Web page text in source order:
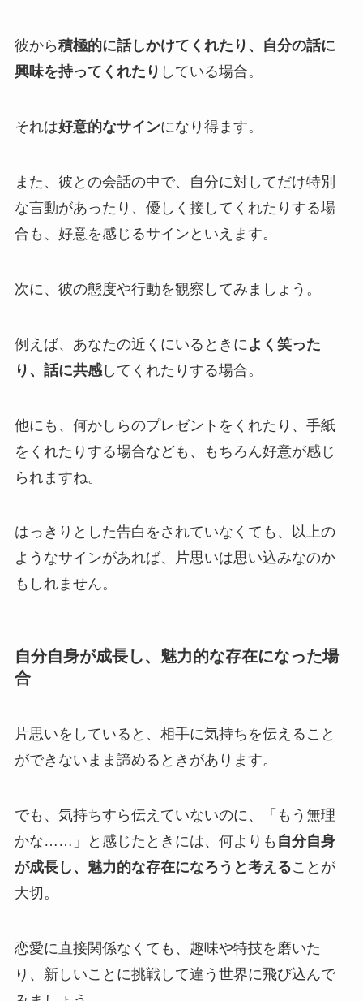
彼から積極的に話しかけてくれたり、自分の話に
興味を持ってくれたり している場合。
それは好意的なサインになり得ます。
また、彼との会話の中で、自分に対してだけ特別
な言動があったり、優しく接してくれたりする場
合も、好意を感じるサインといえます。
次に、彼の態度や行動を観察してみましょう。
例えば、あなたの近くにいるときに よく笑った
り、話に共感してくれたりする場合。
他にも、何かしらのプレゼントをくれたり、手紙
をくれたりする場合なども、もちろん好意が感じ
られますね。
はっきりとした告白をされていなくても、以上の
ようなサインがあれば、片思いは思い込みなのか
もしれません。
自分自身が成長し、魅力的な存在になった場
合
片思いをしていると、相手に気持ちを伝えること
ができないまま諦めるときがあります。
でも、気持ちすら伝えていないのに、「もう無理
かな……」と感じたときには、何よりも 自分自身
が成長し、魅力的な存在になろうと考えることが
大切。
恋愛に直接関係なくても、趣味や特技を磨いた
り、新しいことに挑戦して違う世界に飛び込んで